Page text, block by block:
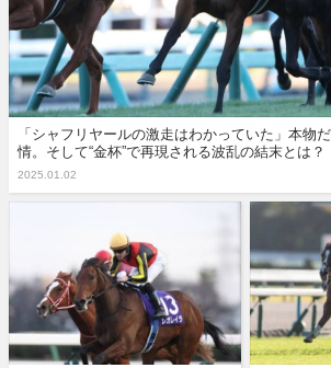
「シャフリヤールの激走はわかっていた」本物
情。そして“金杯”で再現される波乱の結末とは？
2025.01.02